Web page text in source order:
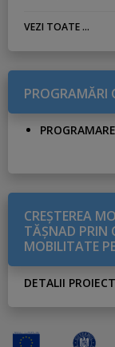
VEZI TOATE ...
PROGRAMĂRI
CREŞTEREA
TĂŞNAD PRIN
MOBILITATE
DETALII PROIECT